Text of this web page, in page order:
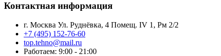
Контактная информация
г. Москва Ул. Руднёвка, 4 Помещ. IV 1, Рм 2/2
+7 (495) 152-76-60
top.tehno@mail.ru
Работаем: 9:00 - 21:00